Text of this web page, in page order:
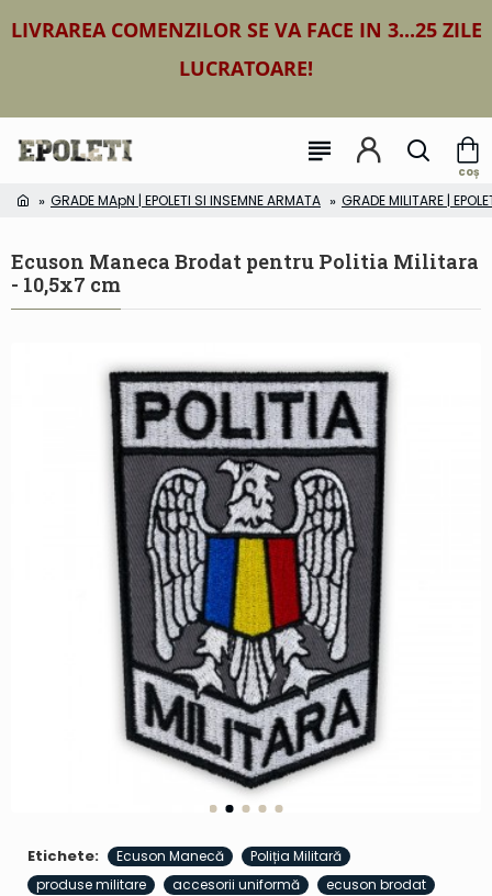
LIVRAREA COMENZILOR SE VA FACE IN 3...25 ZILE
LUCRATOARE!
GRADE MApN | EPOLETI SI INSEMNE ARMATA GRADE MILITARE |
Ecuson Maneca Brodat pentru Politia Militara
- 10,5x7 cm
Etichete: Ecuson Manecă
Poliția Militară
produse militare
accesorii uniformă ecuson brodat